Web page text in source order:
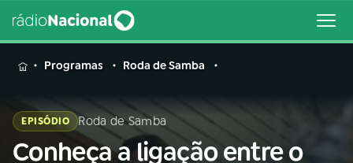
MENU
Buscar
Programas Roda de Samba
EPISÓDIO Roda de Samba
Conheça a ligação entre o